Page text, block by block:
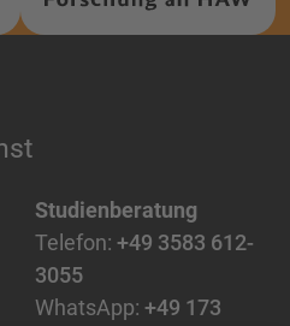
Studienberatung
Telefon: +49 3583 612-
3055
WhatsApp: +49 173